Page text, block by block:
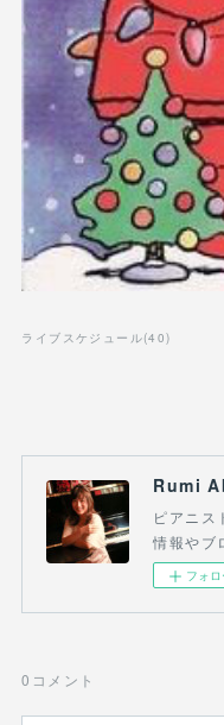
ライブスケジュール(40)
Rumi
ピアニス
情報やブ
フォロ
0 コメント